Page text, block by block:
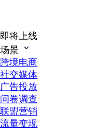
即将上线
场景
跨境电商
社交媒体
广告投放
问卷调查
联盟营销
流量变现